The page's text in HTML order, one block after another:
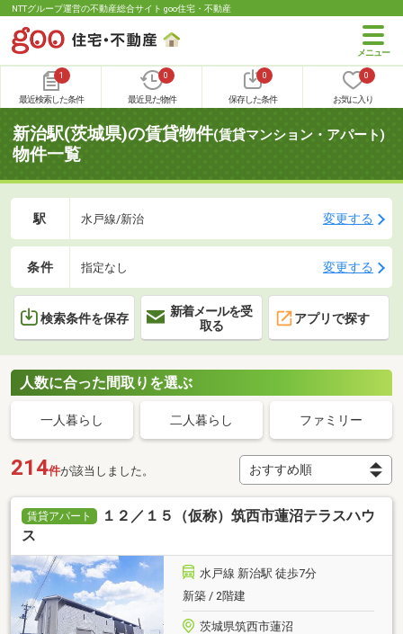
NTTグループ運営の不動産総合サイト goo住宅・不動産
1
最近検索した条件
0
最近見た物件
0
保存した条件
0
お気に入り
新治駅(茨城県)の賃貸物件(賃貸マンション・アパート)
物件一覧
駅 水戸線/新治 変更する
条件 指定なし 変更する
検索条件を保存
新着メールを受
取る
アプリで探す
人数に合った間取りを選ぶ
一人暮らし 二人暮らし ファミリー
214件が該当しました。
賃貸アパート
１２／１５（仮称）筑西市蓮沼テラスハウ
ス
水戸線 新治駅 徒歩7分
新築 / 2階建
茨城県筑西市蓮沼